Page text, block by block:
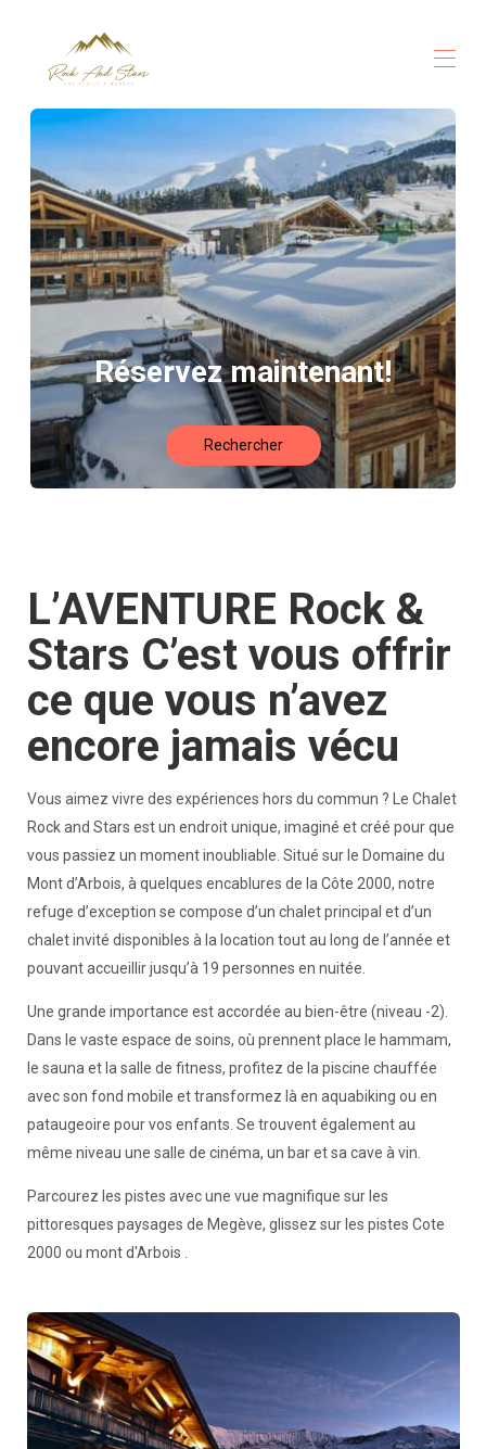
Accueil
Toutes les propriétés ▾
Le Chalet Stars
Le Chalet Rock
Votre Conciergerie 5 étoiles
Activités
Megève
Plans
Réservez maintenant!
Rechercher
L’AVENTURE Rock &
Stars C’est vous offrir
ce que vous n’avez
encore jamais vécu
Vous aimez vivre des expériences hors du commun ? Le Chalet
Rock and Stars est un endroit unique, imaginé et créé pour que
vous passiez un moment inoubliable. Situé sur le Domaine du
Mont d’Arbois, à quelques encablures de la Côte 2000, notre
refuge d’exception se compose d’un chalet principal et d’un
chalet invité disponibles à la location tout au long de l’année et
pouvant accueillir jusqu’à 19 personnes en nuitée.
Une grande importance est accordée au bien-être (niveau -2).
Dans le vaste espace de soins, où prennent place le hammam,
le sauna et la salle de fitness, profitez de la piscine chauffée
avec son fond mobile et transformez là en aquabiking ou en
pataugeoire pour vos enfants. Se trouvent également au
même niveau une salle de cinéma, un bar et sa cave à vin.
Parcourez les pistes avec une vue magnifique sur les
pittoresques paysages de Megève, glissez sur les pistes Cote
2000 ou mont d'Arbois .